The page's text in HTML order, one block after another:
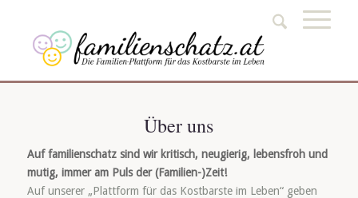
Über uns
Auf familienschatz sind wir kritisch, neugierig, lebensfroh und
mutig, immer am Puls der (Familien-)Zeit!
Auf unserer „Plattform für das Kostbarste im Leben“ geben